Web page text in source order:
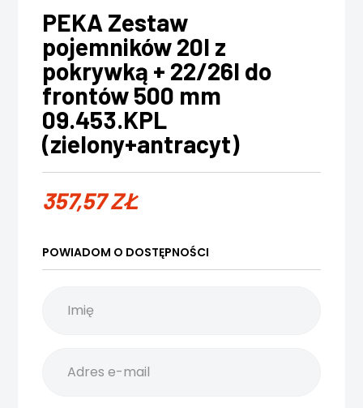
PEKA Zestaw
pojemników 20l z
pokrywką + 22/26l do
frontów 500 mm
09.453.KPL
(zielony+antracyt)
357,57ZŁ
POWIADOM O DOSTĘPNOŚCI